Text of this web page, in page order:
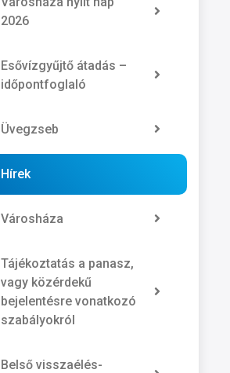
2026
Esővízgyűjtő átadás –
időpontfoglaló
Üvegzseb
Hírek
Városháza
Tájékoztatás a panasz,
vagy közérdekű
bejelentésre vonatkozó
szabályokról
Belső visszaélés-